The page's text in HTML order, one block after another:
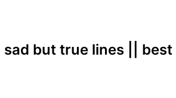
but true lines || best